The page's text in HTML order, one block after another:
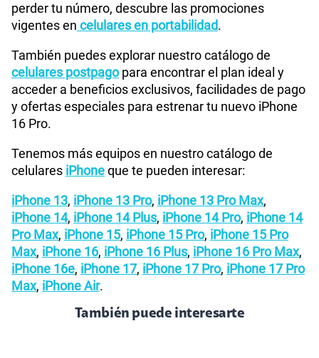
perder tu número, descubre las promociones
vigentes en celulares en portabilidad.
También puedes explorar nuestro catálogo de
celulares postpagopara encontrar el plan ideal y
acceder a beneficios exclusivos, facilidades de pago
y ofertas especiales para estrenar tu nuevo iPhone
16 Pro.
Tenemos más equipos en nuestro catálogo de
celulares iPhoneque te pueden interesar:
iPhone 13, iPhone 13 Pro, iPhone 13 Pro Max,
iPhone 14, iPhone 14 Plus, iPhone 14 Pro, iPhone 14
Pro Max, iPhone 15, iPhone 15 Pro, iPhone 15 Pro
Max, iPhone 16, iPhone 16 Plus, iPhone 16 Pro Max,
iPhone 16e, iPhone 17, iPhone 17 Pro, iPhone 17 Pro
Max, iPhone Air.
También puede interesarte